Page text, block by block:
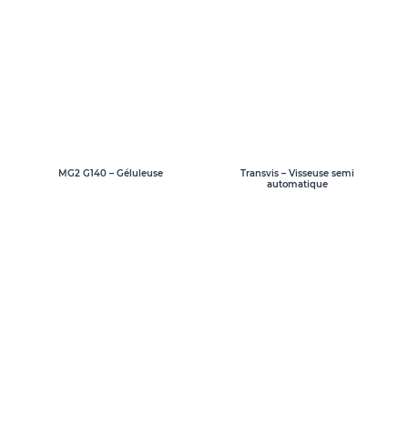
MG2 G140 – Géluleuse
Transvis – Visseuse semi
automatique